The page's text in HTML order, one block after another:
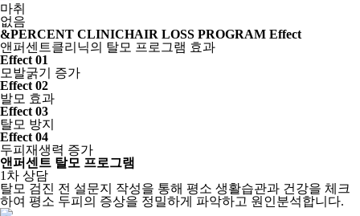
마취
없음
&PERCENT CLINICHAIR LOSS PROGRAM Effect
앤퍼센트클리닉의 탈모 프로그램 효과
Effect 01
모발굵기 증가
Effect 02
발모 효과
Effect 03
탈모 방지
Effect 04
두피재생력 증가
앤퍼센트 탈모 프로그램
1차 상담
탈모 검진 전 설문지 작성을 통해 평소 생활습관과 건강을 체크
하여 평소 두피의 증상을 정밀하게 파악하고 원인분석합니다.